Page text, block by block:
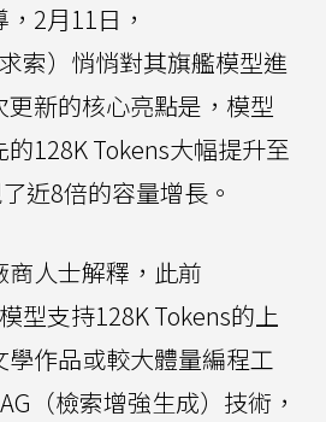
2月11日，
索）悄悄對其旗艦模型進
新的核心亮點是，模型
128K Tokens大幅提升至
近8倍的容量增長。
人士解釋，此前
型支持128K Tokens的上
作品或較大體量編程工
（檢索增強生成）技術，